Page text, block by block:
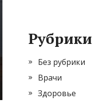
Рубрики
Без рубрики
Врачи
Здоровье